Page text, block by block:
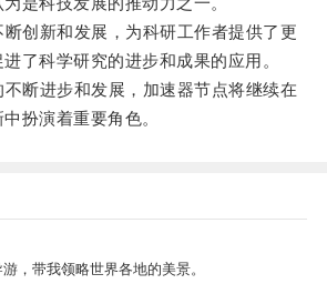
新和发展，为科研工作者提供了更
了科学研究的进步和成果的应用。
进步和发展，加速器节点将继续在
扮演着重要角色。
，带我领略世界各地的美景。